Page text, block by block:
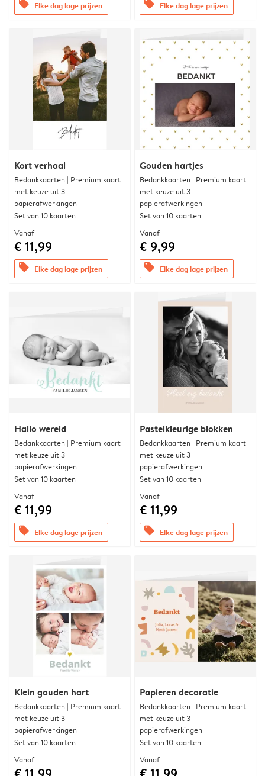
offers Elke dag lage prijzen offers Elke dag lage prijzen
Kort verhaal
Bedankkaarten | Premium kaart
met keuze uit 3
papierafwerkingen
Set van 10 kaarten
Vanaf
€ 11,99
offers Elke dag lage prijzen
Gouden hartjes
Bedankkaarten | Premium kaart
met keuze uit 3
papierafwerkingen
Set van 10 kaarten
Vanaf
€ 9,99
offers Elke dag lage prijzen
Hallo wereld
Bedankkaarten | Premium kaart
met keuze uit 3
papierafwerkingen
Set van 10 kaarten
Vanaf
€ 11,99
offers Elke dag lage prijzen
Pastelkleurige blokken
Bedankkaarten | Premium kaart
met keuze uit 3
papierafwerkingen
Set van 10 kaarten
Vanaf
€ 11,99
offers Elke dag lage prijzen
Klein gouden hart
Bedankkaarten | Premium kaart
met keuze uit 3
papierafwerkingen
Set van 10 kaarten
Vanaf
Papieren decoratie
Bedankkaarten | Premium kaart
met keuze uit 3
papierafwerkingen
Set van 10 kaarten
Vanaf